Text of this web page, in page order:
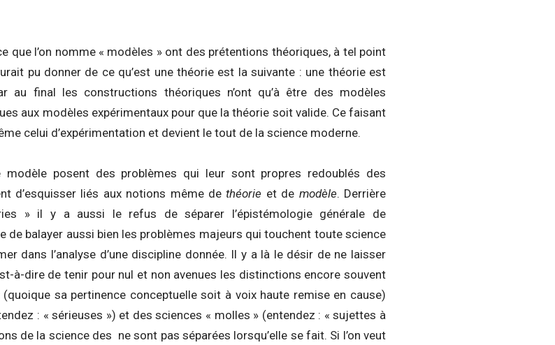
que l’on nomme « modèles » ont des prétentions théoriques, à tel point
pu donner de ce qu’est une théorie est la suivante : une théorie est
au final les constructions théoriques n’ont qu’à être des modèles
aux modèles expérimentaux pour que la théorie soit valide. Ce faisant
celui d’expérimentation et devient le tout de la science moderne.
modèle posent des problèmes qui leur sont propres redoublés des
d’esquisser liés aux notions même dethéorie et de modèle. Derrière
» il y a aussi le refus de séparer l’épistémologie générale de
de balayer aussi bien les problèmes majeurs qui touchent toute science
dans l’analyse d’une discipline donnée. Il y a là le désir de ne laisser
à-dire de tenir pour nul et non avenues les distinctions encore souvent
sa pertinence conceptuelle soit à voix haute remise en cause)
: « sérieuses ») et des sciences « molles » (entendez : « sujettes à
de la science des ne sont pas séparées lorsqu’elle se fait. Si l’on veut